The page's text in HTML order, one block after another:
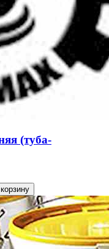
(туба-